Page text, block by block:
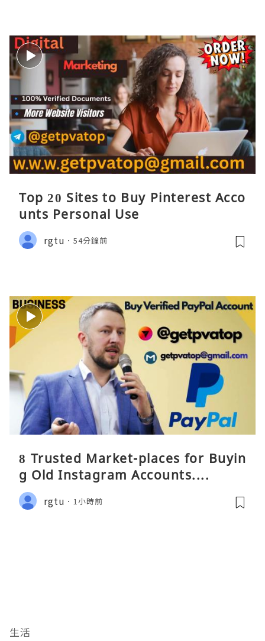
Top 20 Sites to Buy Pinterest Acco
unts Personal Use
rgtu 54分鐘前
8 Trusted Market-places for Buyin
g Old Instagram Accounts....
rgtu 1小時前
生活